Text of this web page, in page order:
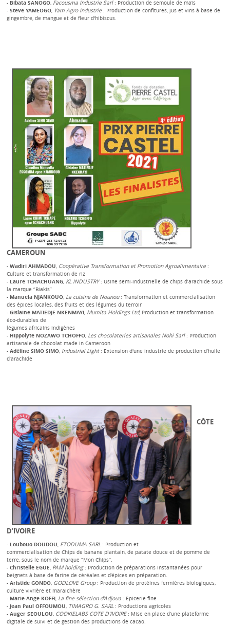
- Bibata SANOGO, Facousma Industrie Sarl: Production de semoule de maïs
-Steve YAMEOGO, Yam Agro Industrie : Production de confitures, jus et vins à base de
gingembre, de mangue et de fleur d'hibiscus.
CAMEROUN
-Wadiri AHMADOU, Coopérative Transformation et Promotion Agroalimentaire :
Culture et transformation de riz
- Laure TCHACHUANG, KL INDUSTRY: Usine semi-industrielle de chips d’arachide sous
la marque ‘’Biakis’’
- Manuela NJANKOUO, La cuisine de Nounou: Transformation et commercialisation
des épices locales, des fruits et des légumes du terroir
-Gislaine MATIEDJE NKENMAYI, Mumita Holdings Ltd, Production et transformation
éco-durables de
légumes africains indigènes
- Hippolyte NOZAWO TCHOFFO, Les chocolateries artisanales Nohi Sarl: Production
artisanale de chocolat made in Cameroon
-Adéline SIMO SIMO, Industrial Light: Extension d'une industrie de production d’huile
d’arachide
CÔTE
D’IVOIRE
- Loubouo DOUDOU, ETODUMA SARL : Production et
commercialisation de Chips de banane plantain, de patate douce et de pomme de
terre, sous le nom de marque ‘’Mon Chips’’.
- Christelle EGUE, PAM holding: Production de préparations instantanées pour
beignets à base de farine de céréales et d’épices en préparation.
- Aristide GONDO, GODLOVE Group: Production de protéines fermières biologiques,
culture vivrière et maraichère
- Marie-Ange KOFFI, La fine sélection d’Adjoua : Epicerie fine
- Jean Paul OFFOUMOU, TIMAGRO G. SARL: Productions agricoles
- Auger SEOULOU, COOKIELABS COTE D'IVOIRE: Mise en place d’une plateforme
digitale de suivi et de gestion des productions de cacao.